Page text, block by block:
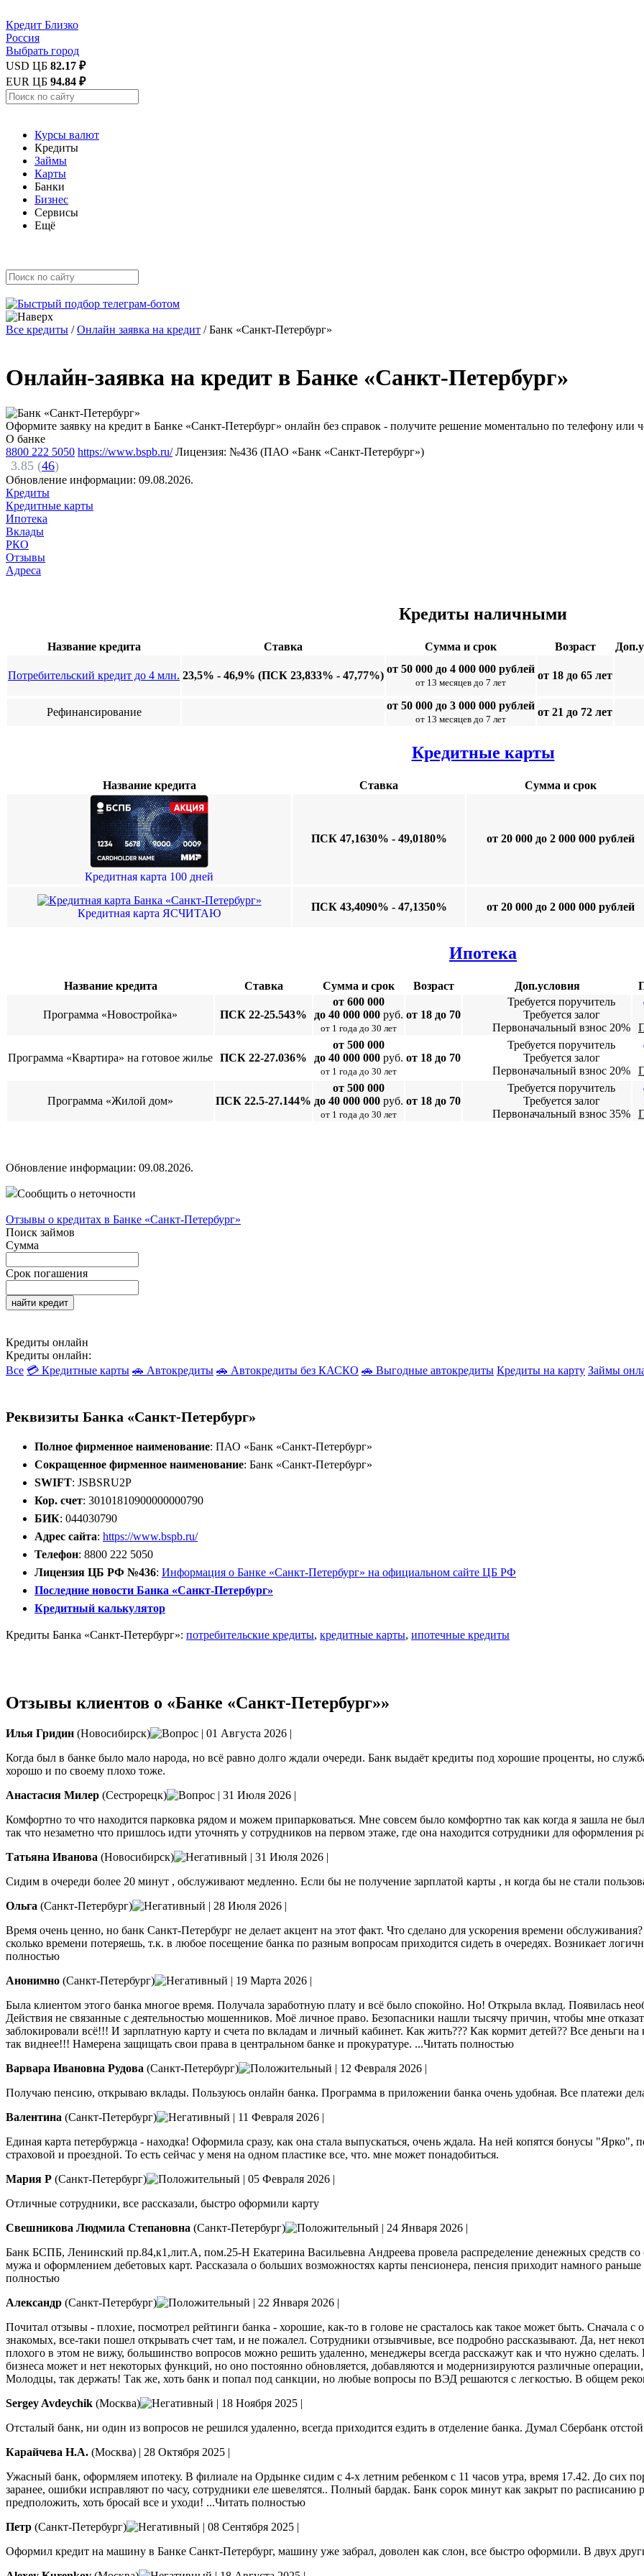
Кредит Близко
Россия
Выбрать город
USD ЦБ 82.17 ₽
EUR ЦБ 94.84 ₽
Курсы валют
Кредиты
Займы
Карты
Банки
Бизнес
Сервисы
Ещё
Все кредиты /Онлайн заявка на кредит /Банк «Санкт-Петербург»
Онлайн-заявка на кредит в Банке «Санкт-Петербург»
Оформите заявку на кредит в Банке «Санкт-Петербург» онлайн без справок - получите решение моментально по телефону или
О банке
8800 222 5050 https://www.bspb.ru/ Лицензия: №436 (ПАО «Банк «Санкт-Петербург»)
3.85 (46)
Обновление информации: 09.08.2026.
Кредиты
Кредитные карты
Ипотека
Вклады
РКО
Отзывы
Адреса
Кредиты наличными
Название кредита Ставка Сумма и срок Возраст
Потребительский кредит до 4 млн. 23,5% - 46,9% (ПСК 23,833% - 47,77%)
от 50 000 до 4 000 000 рублей
от 13 месяцев до 7 лет
от 18 до 65 лет
Рефинансирование
от 50 000 до 3 000 000 рублей
от 13 месяцев до 7 лет
от 21 до 72 лет
Кредитные карты
Название кредита Ставка Сумма и срок
Кредитная карта 100 дней
ПСК 47,1630% - 49,0180% от 20 000 до 2 000 000 рублей
Кредитная карта ЯСЧИТАЮ
ПСК 43,4090% - 47,1350% от 20 000 до 2 000 000 рублей
Ипотека
Название кредита Ставка Сумма и срок Возраст Доп.условия
Программа «Новостройка» ПСК 22-25.543%
от 600 000
до 40 000 000 руб.
от 1 года до 30 лет
от 18 до 70
Требуется поручитель
Требуется залог
Первоначальный взнос 20%
Программа «Квартира» на готовое жилье ПСК 22-27.036%
от 500 000
до 40 000 000 руб.
от 1 года до 30 лет
от 18 до 70
Требуется поручитель
Требуется залог
Первоначальный взнос 20%
Программа «Жилой дом» ПСК 22.5-27.144%
от 500 000
до 40 000 000 руб.
от 1 года до 30 лет
от 18 до 70
Требуется поручитель
Требуется залог
Первоначальный взнос 35%
Обновление информации: 09.08.2026.
Сообщить о неточности
Отзывы о кредитах в Банке «Санкт-Петербург»
Поиск займов
Сумма
Срок погашения
найти кредит
Кредиты онлайн
Кредиты онлайн:
Все 💳 Кредитные карты 🚗 Автокредиты 🚗 Автокредиты без КАСКО 🚗 Выгодные автокредиты Кредиты на карту Займы
Реквизиты Банка «Санкт-Петербург»
Полное фирменное наименование: ПАО «Банк «Санкт-Петербург»
Сокращенное фирменное наименование: Банк «Санкт-Петербург»
SWIFT: JSBSRU2P
Кор. счет: 30101810900000000790
БИК: 044030790
Адрес сайта: https://www.bspb.ru/
Телефон: 8800 222 5050
Лицензия ЦБ РФ №436: Информация о Банке «Санкт-Петербург» на официальном сайте ЦБ РФ
Последние новости Банка «Санкт-Петербург»
Кредитный калькулятор
Кредиты Банка «Санкт-Петербург»: потребительские кредиты, кредитные карты, ипотечные кредиты
Отзывы клиентов о «Банке «Санкт-Петербург»»
Илья Гридин (Новосибирск) | 01 Августа 2026 |
Когда был в банке было мало народа, но всё равно долго ждали очереди. Банк выдаёт кредиты под хорошие проценты, но
хорошо и по своему плохо тоже.
Анастасия Милер (Сестрорецк) | 31 Июля 2026 |
Комфортно то что находится парковка рядом и можем припарковаться. Мне совсем было комфортно так как когда я зашла не
так что незаметно что пришлось идти уточнять у сотрудников на первом этаже, где она находится сотрудники для оформления
Татьяна Иванова (Новосибирск) | 31 Июля 2026 |
Сидим в очереди более 20 минут , обслуживают медленно. Если бы не получение зарплатой карты , н когда бы не стали
Ольга (Санкт-Петербург) | 28 Июля 2026 |
Время очень ценно, но банк Санкт-Петербург не делает акцент на этот факт. Что сделано для ускорения времени
сколько времени потеряешь, т.к. в любое посещение банка по разным вопросам приходится сидеть в очередях. Возникает
полностью
Анонимно (Санкт-Петербург) | 19 Марта 2026 |
Была клиентом этого банка многое время. Получала заработную плату и всё было спокойно. Но! Открыла вклад. Появилась
Действия не связанные с деятельностью мошенников. Моё личное право. Безопасники нашли тысячу причин, чтобы мне
заблокировали всё!!! И зарплатную карту и счета по вкладам и личный кабинет. Как жить??? Как кормит детей?? Все деньги на
так виднее!!! Намерена защищать свои права в центральном банке и прокуратуре. ...Читать полностью
Варвара Ивановна Рудова (Санкт-Петербург) | 12 Февраля 2026 |
Получаю пенсию, открываю вклады. Пользуюсь онлайн банка. Программа в приложении банка очень удобная. Все платежи
Валентина (Санкт-Петербург) | 11 Февраля 2026 |
Единая карта петербуржца - находка! Оформила сразу, как она стала выпускаться, очень ждала. На ней копятся бонусы
страховой и проездной. То есть сейчас у меня на одном пластике все, что. мне может понадобиться.
Мария Р (Санкт-Петербург) | 05 Февраля 2026 |
Отличные сотрудники, все рассказали, быстро оформили карту
Свешникова Людмила Степановна (Санкт-Петербург) | 24 Января 2026 |
Банк БСПБ, Ленинский пр.84,к1,лит.А, пом.25-Н Екатерина Васильевна Андреева провела распределение денежных средств со
мужа и оформлением дебетовых карт. Рассказала о больших возможностях карты пенсионера, пенсия приходит намного раньше
полностью
Александр (Санкт-Петербург) | 22 Января 2026 |
Почитал отзывы - плохие, посмотрел рейтинги банка - хорошие, как-то в голове не срасталось как такое может быть. Сначала
знакомых, все-таки пошел открывать счет там, и не пожалел. Сотрудники отзывчивые, все подробно рассказывают. Да, нет
плохого в этом не вижу, большинство вопросов можно решить удаленно, менеджеры всегда расскажут как и что нужно
бизнеса может и нет некоторых функций, но оно постоянно обновляется, добавляются и модернизируются различные
Молодцы, так держать! Так же, хоть банк и попал под санкции, но любые вопросы по ВЭД решаются с легкостью. В общем
Sergey Avdeychik (Москва) | 18 Ноября 2025 |
Отсталый банк, ни один из вопросов не решился удаленно, всегда приходится ездить в отделение банка. Думал Сбербанк
Карайчева Н.А. (Москва) | 28 Октября 2025 |
Ужасный банк, оформляем ипотеку. В филиале на Ордынке сидим с 4-х летним ребенком с 11 часов утра, время 17.42. До сих
заранее, ошибки исправляют по часу, сотрудники еле шевелятся.. Полный бардак. Банк сорок минут как закрыт по расписанию
предположить, хоть бросай все и уходи! ...Читать полностью
Петр (Санкт-Петербург) | 08 Сентября 2025 |
Оформил кредит на машину в Банке Санкт-Петербург, машину уже забрал, доволен как слон, все быстро оформили. В двух